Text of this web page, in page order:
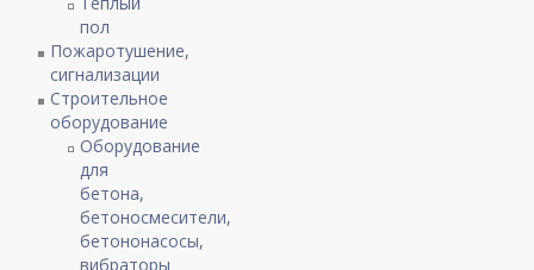
пол
Пожаротушение,
сигнализации
Строительное
оборудование
Оборудование
для
бетона,
бетоносмесители,
бетононасосы,
вибраторы